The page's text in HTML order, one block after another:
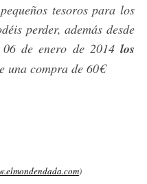
tesoros para los
perder, además desde
de enero de 2014los
una compra de 60€
)